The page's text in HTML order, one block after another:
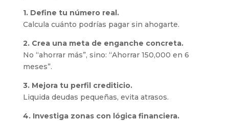
1. Define tu número real.
Calcula cuánto podrías pagar sin ahogarte.
2. Crea una meta de enganche concreta.
No “ahorrar más”, sino: “Ahorrar 150,000 en 6
meses”.
3. Mejora tu perfil crediticio.
Liquida deudas pequeñas, evita atrasos.
4. Investiga zonas con lógica financiera.